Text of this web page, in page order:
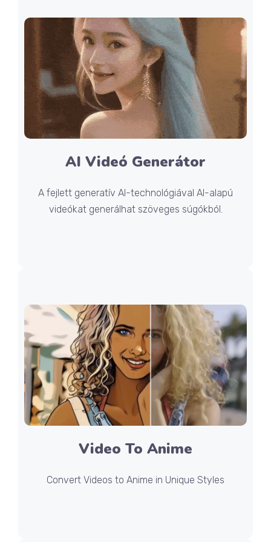
AI Videó Generátor
A fejlett generatív AI-technológiával AI-alapú
videókat generálhat szöveges súgókból.
Video To Anime
Convert Videos to Anime in Unique Styles